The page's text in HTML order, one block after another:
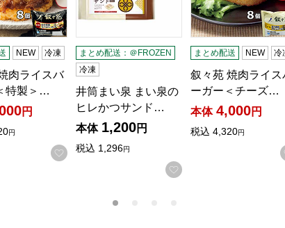
に登録する
NEW 冷凍
肉ライスバ
特製＞…
円
円
お気に入りに登録する
まとめ配送：＠FROZEN
冷凍
井筒まい泉 まい泉の
ヒレかつサンド…
本体 1,200円
税込 1,296円
お気に入りに登録する
まとめ配送 NEW 冷
叙々苑 焼肉ライス
ーガー＜チーズ…
本体 4,000円
税込 4,320円